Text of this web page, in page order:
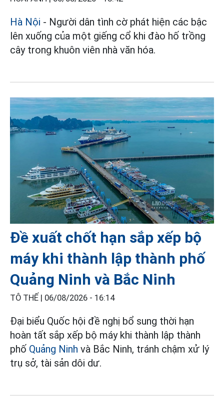
Hà Nội - Người dân tình cờ phát hiện các bậc
lên xuống của một giếng cổ khi đào hố trồng
cây trong khuôn viên nhà văn hóa.
Đề xuất chốt hạn sắp xếp bộ
máy khi thành lập thành phố
Quảng Ninh và Bắc Ninh
TÔ THẾ | 06/08/2026 - 16:14
Đại biểu Quốc hội đề nghị bổ sung thời hạn
hoàn tất sắp xếp bộ máy khi thành lập thành
phố Quảng Ninh và Bắc Ninh, tránh chậm xử lý
trụ sở, tài sản dôi dư.